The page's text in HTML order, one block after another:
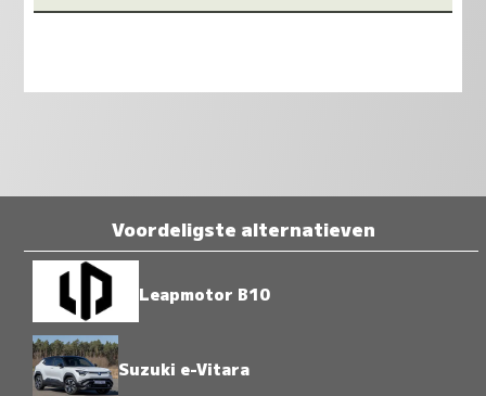
Voordeligste alternatieven
Leapmotor B10
Suzuki e-Vitara